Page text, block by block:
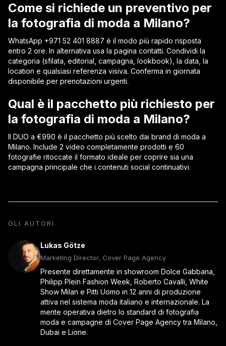
Come si richiede un preventivo per
la fotografia di moda a Milano?
WhatsApp +971 52 401 8887 è il modo più rapido risposta
entro 2 ore. In alternativa usa la pagina contatti. Condividi la
categoria (sfilata, editorial, campagna, lookbook), la data, la
location e qualsiasi referenza visiva. Conferma in giornata
disponibile per prenotazioni urgenti.
Qual è il pacchetto più richiesto per
la fotografia di moda a Milano?
Il DUO a €990 è il pacchetto più scelto dai brand di moda a
Milano. Include 2 video completamente prodotti e 60
fotografie ritoccate il formato ideale per coprire sia una
campagna principale che i contenuti social continuativi.
GLI AUTORI
Lukas Götze
Marketing Director, Cover Page Agency
Presente direttamente in showroom Dolce Gabbana,
Philipp Plein Fashion Week, Roberto Cavalli, White
Show Milan e Pitti Uomo in 12 anni di produzione
attiva nel sistema moda italiano e internazionale. La
mente operativa dietro lo standard di fotografia
moda e campagne di Cover Page Agency tra Milano,
Dubai e Lione.